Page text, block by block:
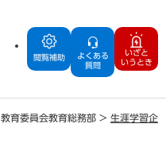
閲覧補助
よくある
質問
いざと
いうとき
教育委員会教育総務部 > 生涯学習企